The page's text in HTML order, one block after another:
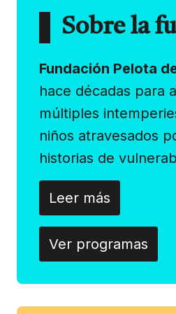
Sobre la
Fundación Pelota
hace décadas para
múltiples
niños atravesados
historias de
Leer más
Ver programas